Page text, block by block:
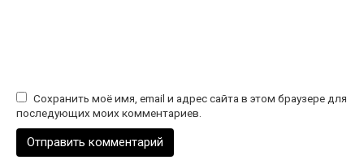
Сохранить моё имя, email и адрес сайта в этом браузере для
последующих моих комментариев.